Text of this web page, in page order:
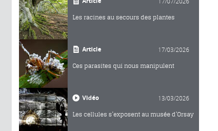
Les racines au secours des plantes
Article 17/03/2026
Ces parasites qui nous manipulent
Vidéo 13/03/2026
Les cellules s’exposent au musée d’Orsay